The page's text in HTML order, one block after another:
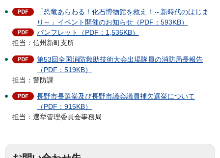
「恐竜あらわる！化石博物館を救え！～新時代のはじま
り～」イベント開催のお知らせ（PDF：593KB）
パンフレット（PDF：1,536KB）
担当：信州新町支所
第53回全国消防救助技術大会出場隊員の消防局長報告
（PDF：519KB）
担当：警防課
⾧野市⾧選挙及び⾧野市議会議員補欠選挙について
（PDF：915KB）
担当：選挙管理委員会事務局